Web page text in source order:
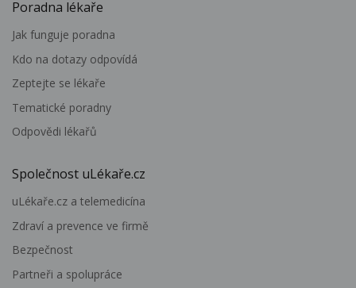
Poradna lékaře
Jak funguje poradna
Kdo na dotazy odpovídá
Zeptejte se lékaře
Tematické poradny
Odpovědi lékařů
Společnost uLékaře.cz
uLékaře.cz a telemedicína
Zdraví a prevence ve firmě
Bezpečnost
Partneři a spolupráce